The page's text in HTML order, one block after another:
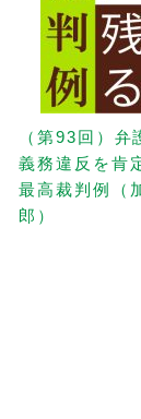
（第93回）弁
義務違反を肯
最高裁判例（
郎）